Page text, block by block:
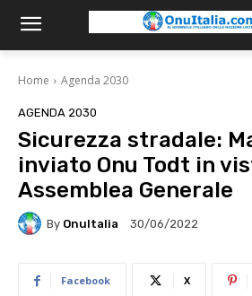
Home Agenda 2030
AGENDA 2030
Sicurezza stradale:
inviato Onu Todt in
Assemblea Generale
By OnuItalia 30/06/2022
Facebook X